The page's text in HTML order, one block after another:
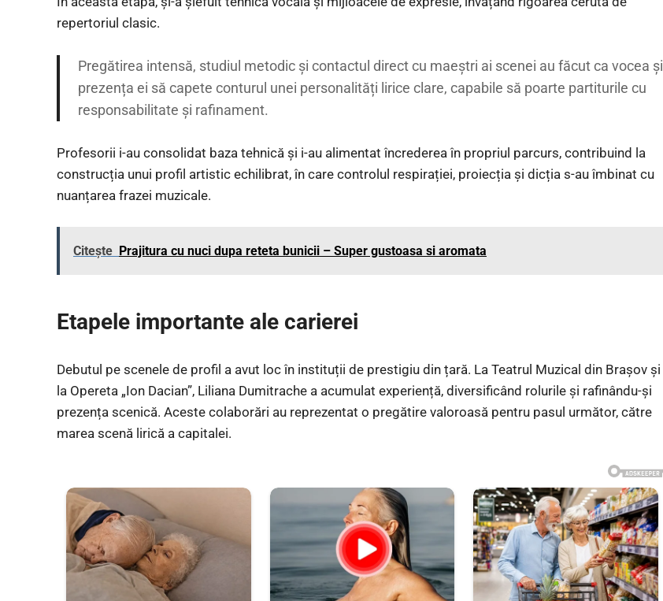
repertoriul clasic.
Pregătirea intensă, studiul metodic și contactul direct cu maeștri ai scenei au făcut ca vocea și
prezența ei să capete conturul unei personalități lirice clare, capabile să poarte partiturile cu
responsabilitate și rafinament.
Profesorii i-au consolidat baza tehnică și i-au alimentat încrederea în propriul parcurs, contribuind la
construcția unui profil artistic echilibrat, în care controlul respirației, proiecția și dicția s-au îmbinat cu
nuanțarea frazei muzicale.
Citește Prajitura cu nuci dupa reteta bunicii – Super gustoasa si aromata
Etapele importante ale carierei
Debutul pe scenele de profil a avut loc în instituții de prestigiu din țară. La Teatrul Muzical din Brașov și
la Opereta „Ion Dacian”, Liliana Dumitrache a acumulat experiență, diversificând rolurile și rafinându-și
prezența scenică. Aceste colaborări au reprezentat o pregătire valoroasă pentru pasul următor, către
marea scenă lirică a capitalei.